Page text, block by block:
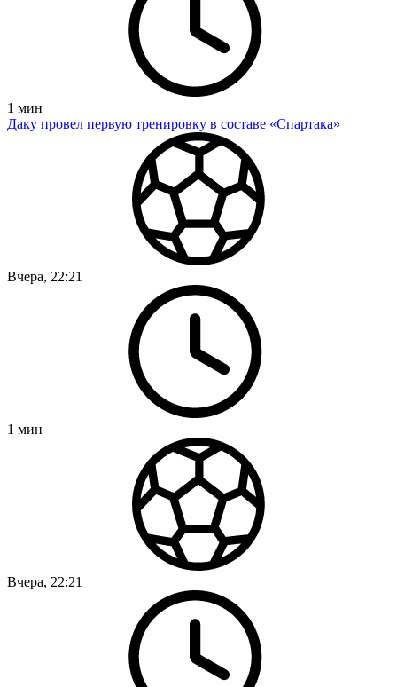
1 мин
Даку провел первую тренировку в составе «Спартака»
Вчера, 22:21
1 мин
Вчера, 22:21